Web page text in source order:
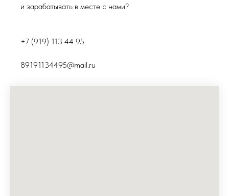
и зарабатывать в месте с нами?
+7 (919) 113 44 95
89191134495@mail.ru